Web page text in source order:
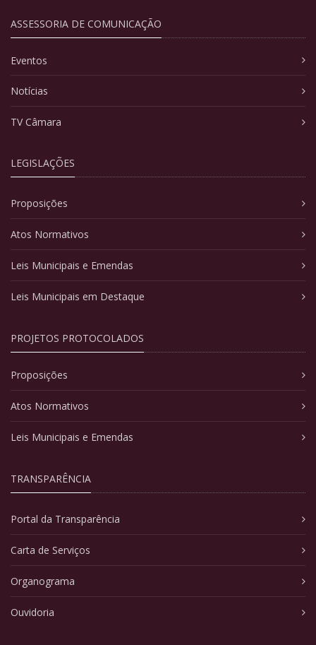
ASSESSORIA DE COMUNICAÇÃO
Eventos
Notícias
TV Câmara
LEGISLAÇÕES
Proposições
Atos Normativos
Leis Municipais e Emendas
Leis Municipais em Destaque
PROJETOS PROTOCOLADOS
Proposições
Atos Normativos
Leis Municipais e Emendas
TRANSPARÊNCIA
Portal da Transparência
Carta de Serviços
Organograma
Ouvidoria